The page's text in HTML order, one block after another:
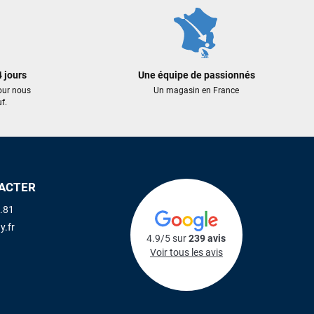
jours
nous
Une équipe de passionnés
Un magasin en France
4.9/5 sur239 avis
Voir tous les avis